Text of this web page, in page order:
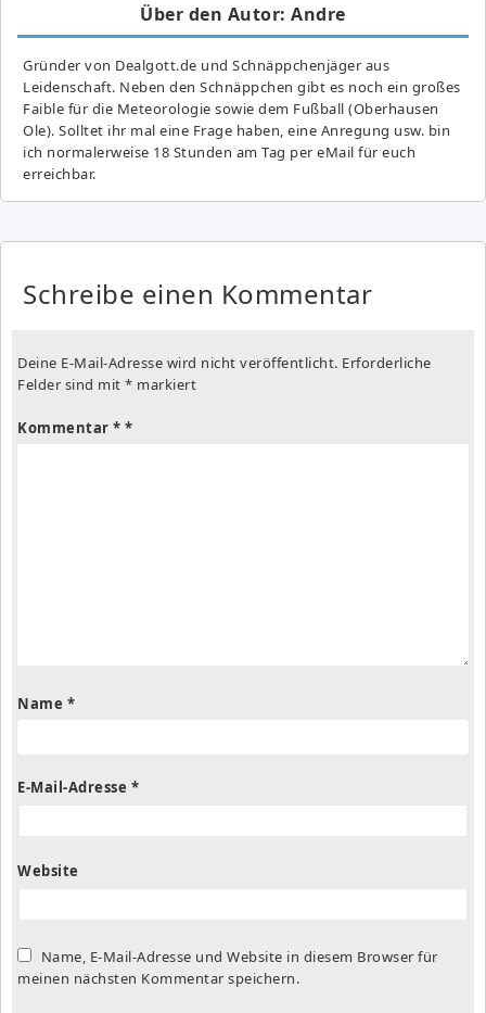
Über den Autor: Andre
Gründer von Dealgott.de und Schnäppchenjäger aus
Leidenschaft. Neben den Schnäppchen gibt es noch ein großes
Fai­ble für die Meteorologie sowie dem Fußball (Oberhausen
Ole). Solltet ihr mal eine Frage haben, eine Anregung usw. bin
ich normalerweise 18 Stunden am Tag per eMail für euch
erreichbar.
Schreibe einen Kommentar
Deine E-Mail-Adresse wird nicht veröffentlicht. Erforderliche
Felder sind mit * markiert
Kommentar *
Name *
E-Mail-Adresse *
Website
Name, E-Mail-Adresse und Website in diesem Browser für
meinen nächsten Kommentar speichern.